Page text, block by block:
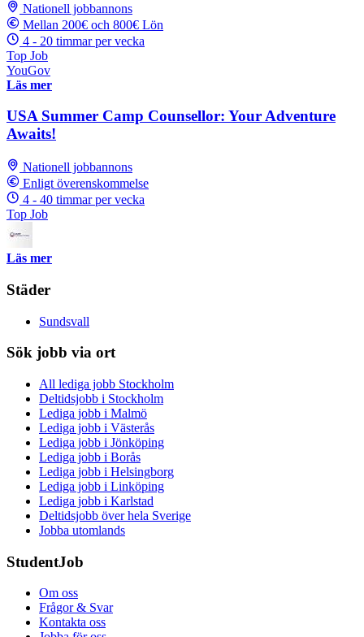
Nationell jobbannons
Mellan 200€ och 800€ Lön
4 - 20 timmar per vecka
Top Job
YouGov
Läs mer
USA Summer Camp Counsellor: Your Adventure
Awaits!
Nationell jobbannons
Enligt överenskommelse
4 - 40 timmar per vecka
Top Job
Läs mer
Städer
Sundsvall
Sök jobb via ort
All lediga jobb Stockholm
Deltidsjobb i Stockholm
Lediga jobb i Malmö
Lediga jobb i Västerås
Lediga jobb i Jönköping
Lediga jobb i Borås
Lediga jobb i Helsingborg
Lediga jobb i Linköping
Lediga jobb i Karlstad
Deltidsjobb över hela Sverige
Jobba utomlands
StudentJob
Om oss
Frågor & Svar
Kontakta oss